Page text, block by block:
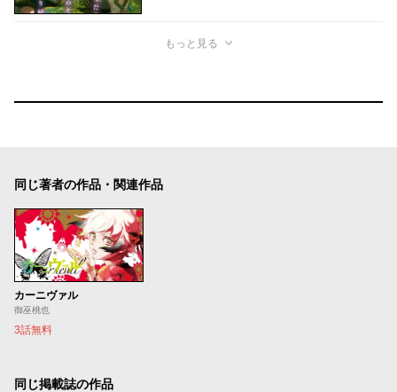
もっと見る
同じ著者の作品・関連作品
カーニヴァル
御巫桃也
3話無料
同じ掲載誌の作品